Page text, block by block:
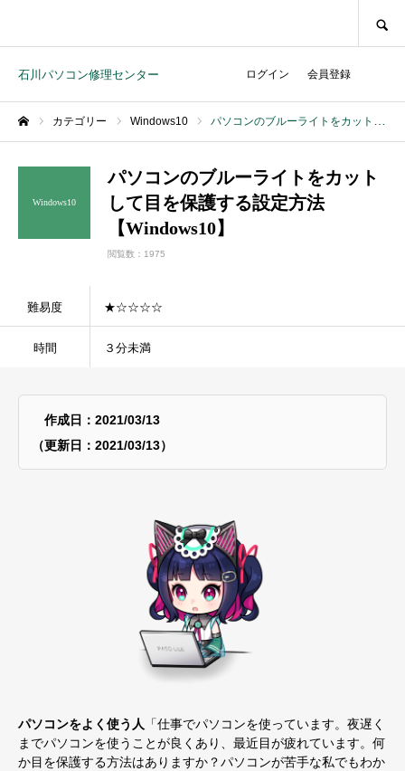
石川パソコン修理センター ログイン 会員登録
カテゴリー Windows10 パソコンのブルーライトをカットして目を保護する設定方法【Windows10】
Windows10
パソコンのブルーライトをカット
して目を保護する設定方法
【Windows10】
閲覧数：1975
難易度 ★☆☆☆☆
時間 ３分未満
作成日：2021/03/13
（更新日：2021/03/13）
パソコンをよく使う人 「仕事でパソコンを使っています。夜遅く
までパソコンを使うことが良くあり、最近目が疲れています。何
か目を保護する方法はありますか？パソコンが苦手な私でもわか